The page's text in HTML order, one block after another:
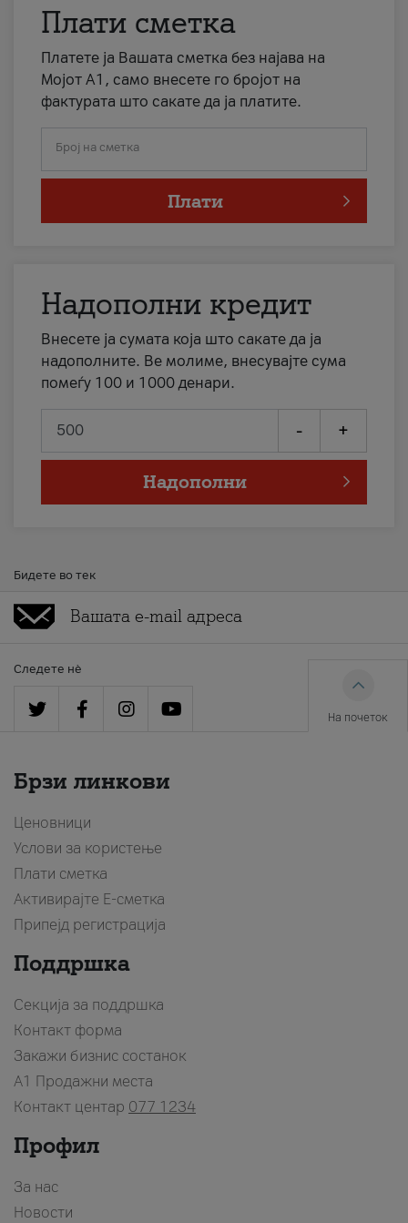
Плати сметка
Платете ја Вашата сметка без најава на
Мојот А1, само внесете го бројот на
фактурата што сакате да ја платите.
Број на сметка
Плати
Надополни кредит
Внесете ја сумата која што сакате да ја
надополните. Ве молиме, внесувајте сума
помеѓу 100 и 1000 денари.
- +
Надополни
Бидете во тек
Следете нè
На почеток
Брзи линкови
Ценовници
Услови за користење
Плати сметка
Активирајте Е-сметка
Припејд регистрација
Поддршка
Секција за поддршка
Контакт форма
Закажи бизнис состанок
A1 Продажни места
Контакт центар 077 1234
Профил
За нас
Новости